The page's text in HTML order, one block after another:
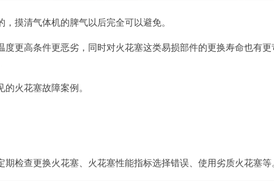
摸清气体机的脾气以后完全可以避免。
更高条件更恶劣，同时对火花塞这类易损部件的更换寿命也有更
火花塞故障案例。
检查更换火花塞、火花塞性能指标选择错误、使用劣质火花塞等